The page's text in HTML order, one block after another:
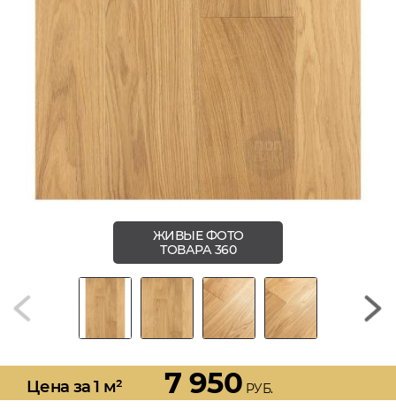
ЖИВЫЕ ФОТО
ТОВАРА 360
Цена за 1 м² 7 950 РУБ.